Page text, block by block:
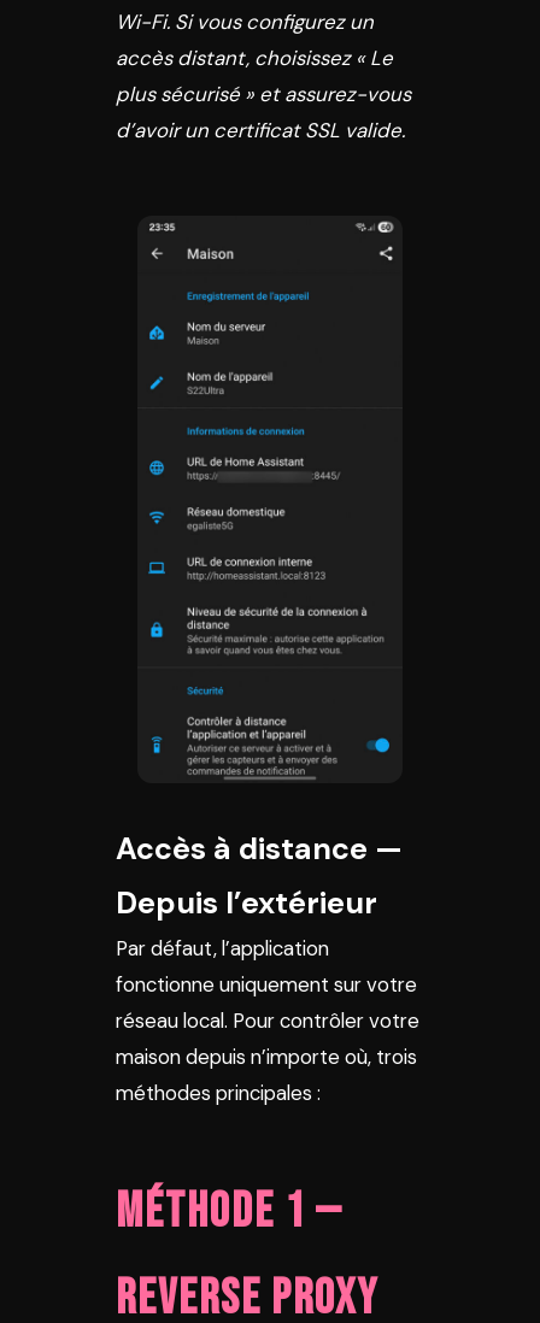
Wi-Fi. Si vous configurez un
accès distant, choisissez « Le
plus sécurisé » et assurez-vous
d’avoir un certificat SSL valide.
Accès à distance —
Depuis l’extérieur
Par défaut, l’application
fonctionne uniquement sur votre
réseau local. Pour contrôler votre
maison depuis n’importe où, trois
méthodes principales :
Méthode 1 —
Reverse proxy